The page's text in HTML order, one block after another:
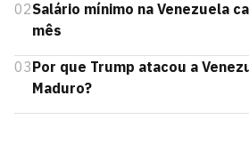
02Salário mínimo na Venezuela
mês
03Por que Trump atacou a
Maduro?